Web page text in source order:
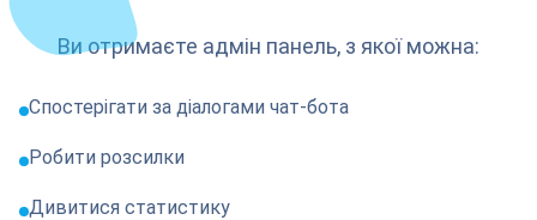
Ви отримаєте адмін панель, з якої можна:
Спостерігати за діалогами чат-бота
Робити розсилки
Дивитися статистику